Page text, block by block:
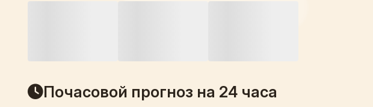
Почасовой прогноз на 24 часа